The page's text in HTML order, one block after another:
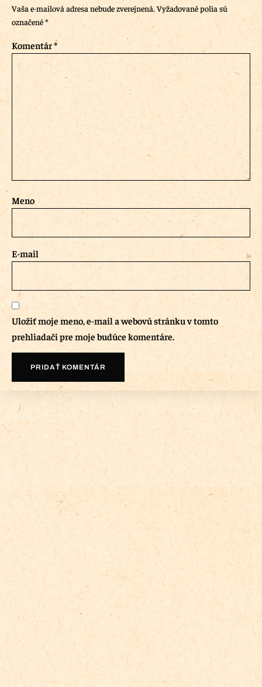
Vaša e-mailová adresa nebude zverejnená. Vyžadované polia sú
označené*
Komentár*
Meno
E-mail
Uložiť moje meno, e-mail a webovú stránku v tomto
prehliadači pre moje budúce komentáre.